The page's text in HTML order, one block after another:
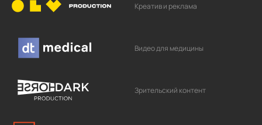
Креатив и реклама
Видео для медицины
Зрительский контент